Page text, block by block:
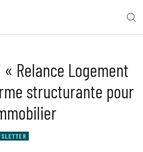
Relance Logement
structurante pour